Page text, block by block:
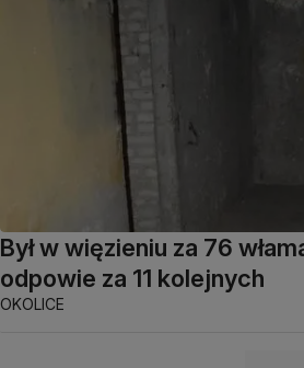
Był w więzieniu za 76
odpowie za 11 kolejnych
OKOLICE